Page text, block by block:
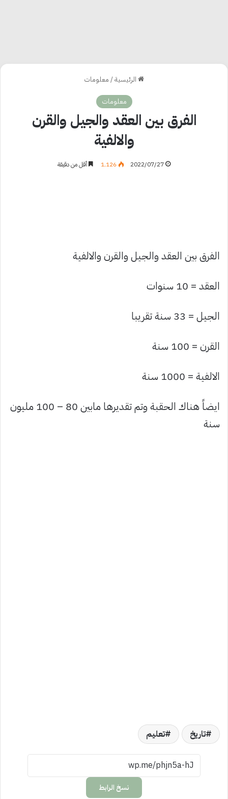
الرئيسية/ معلومات
معلومات
الفرق بين العقد والجيل والقرن
والالفية
2022/07/27 1٬126 أقل من دقيقة
الفرق بين العقد والجيل والقرن والالفية
العقد = 10 سنوات
الجيل = 33 سنة تقريبا
القرن = 100 سنة
الالفية = 1000 سنة
ايضاً هناك الحقبة وتم تقديرها مابين 80 – 100 مليون
سنة
تاريخ تعليم
نسخ الرابط